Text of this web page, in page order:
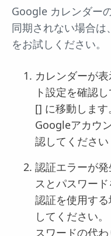
Google カレンダー
同期されない場合は
をお試しください。
カレンダーが
ト設定を確認
[] に移動します
Googleアカウ
認してください
認証エラーが
スとパスワー
認証を使用す
してください。
スワードの代わ